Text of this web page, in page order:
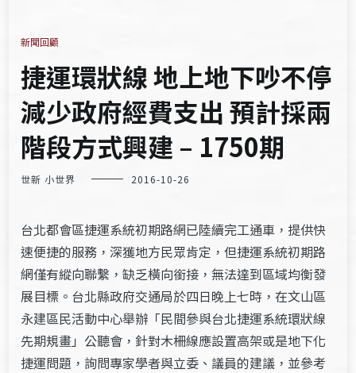
新聞回顧
捷運環狀線 地上地下吵不停
減少政府經費支出 預計採兩
階段方式興建 – 1750期
世新 小世界 2016-10-26
台北都會區捷運系統初期路網已陸續完工通車，提供快
速便捷的服務，深獲地方民眾肯定，但捷運系統初期路
網僅有縱向聯繫，缺乏橫向銜接，無法達到區域均衡發
展目標。台北縣政府交通局於四日晚上七時，在文山區
永建區民活動中心舉辦「民間參與台北捷運系統環狀線
先期規畫」公聽會，針對木柵線應設置高架或是地下化
捷運問題，詢問專家學者與立委、議員的建議，並參考